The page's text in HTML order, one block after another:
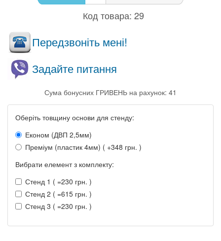
Код товара: 29
Передзвоніть мені!
Задайте питання
Сума бонусних ГРИВЕНЬ на рахунок: 41
Оберіть товщину основи для стенду:
Економ (ДВП 2,5мм)
Преміум (пластик 4мм) ( +348 грн. )
Вибрати елемент з комплекту:
Стенд 1 ( =230 грн. )
Стенд 2 ( =615 грн. )
Стенд 3 ( =230 грн. )